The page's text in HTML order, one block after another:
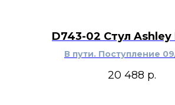
D743-02 Стул Ashley
В пути. Поступление
20 488 р.